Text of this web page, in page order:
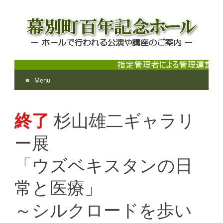
幕別町百年記念ホール
ホールで行われる公演や講座のご案内
Menu
content
終了杉山雄二ギャラリ
ー展
「ウズベキスタンの日
常と医療」
～シルクロードを歩い